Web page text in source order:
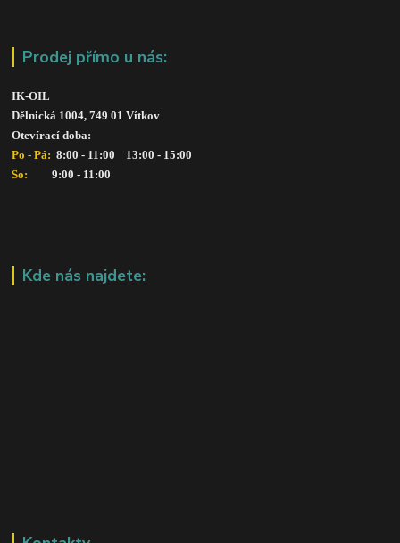
Prodej přímo u nás:
IK-OIL
Dělnická 1004, 749 01 Vítkov
Otevírací doba:
Po - Pá: 8:00 - 11:00    13:00 - 15:00
So:
      9:00 - 11:00
Kde nás najdete: